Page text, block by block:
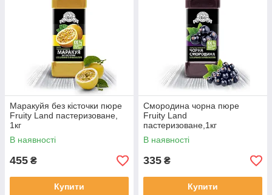
Маракуйя без кісточки пюре
Fruity Land пастеризоване,
1кг
В наявності
455 ₴
Купити
Смородина чорна пюре
Fruity Land
пастеризоване,1кг
В наявності
335 ₴
Купити